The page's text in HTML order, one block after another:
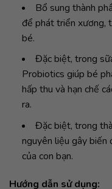
Bổ sung thành
để phát triển xương,
bé.
Đặc biệt, trong
Probiotics giúp bé
hấp thu và hạn chế
ra.
Đặc biệt, trong
nguyên liệu gây biến
của con bạn.
Hướng dẫn sử dụng: